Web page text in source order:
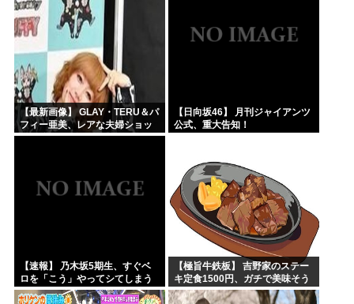
【最新画像】 GLAY・TERU＆パ
フィー亜美、レアな夫婦ショッ
トを公開してしまう！
【日向坂46】 月刊ジャイアンツ
公式、重大告知！
【速報】 乃木坂5期生、すぐベ
ロを「こう」やってシてしまう
ｗｗｗｗｗｗ
【極旨牛鉄板】 吉野家のステー
キ定食1500円、ガチで美味そう
ｗｗｗ